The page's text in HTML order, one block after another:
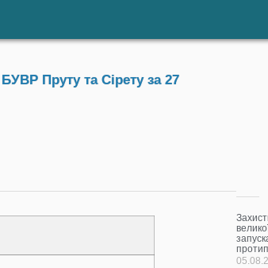
Пруту та Сірету за 27